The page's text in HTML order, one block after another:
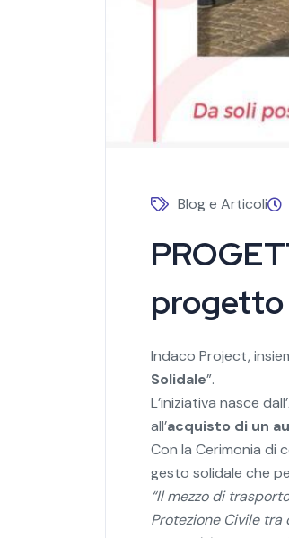
progetto
Blog e Articoli
Indaco Project,
Solidale”.
L’iniziativa nasce
all’acquisto di un
Con la Cerimonia di
gesto solidale che
“Il mezzo di
Protezione Civile